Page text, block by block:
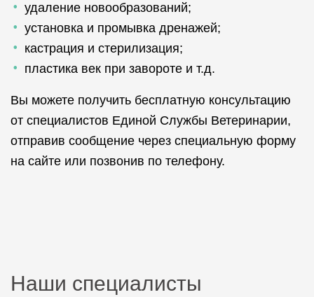
удаление новообразований;
установка и промывка дренажей;
кастрация и стерилизация;
пластика век при завороте и т.д.
Вы можете получить бесплатную консультацию
от специалистов Единой Службы Ветеринарии,
отправив сообщение через специальную форму
на сайте или позвонив по телефону.
Наши специалисты